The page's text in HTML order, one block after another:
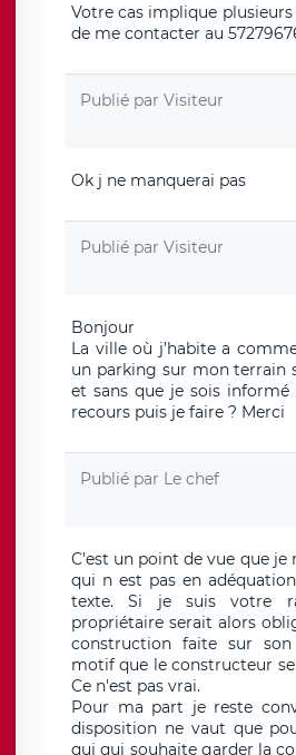
Votre cas implique
de me contacter au
Publié par Visiteur
Ok j ne manquerai pas
Publié par Visiteur
Bonjour
La ville où j’habite a
un parking sur mon terrain
et sans que je sois informé
recours puis je faire ? Merci
Publié par Le chef
C'est un point de vue que je
qui n est pas en
texte. Si je suis votre
propriétaire serait alors
construction faite sur
motif que le constructeur
Ce n'est pas vrai.
Pour ma part je reste
disposition ne vaut que
qui qui souhaite garder la